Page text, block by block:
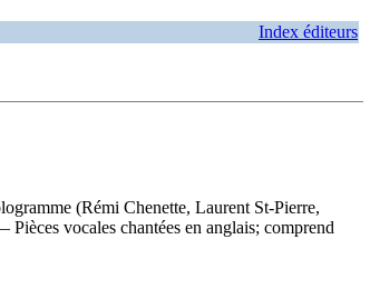
Index éditeurs
(Rémi Chenette, Laurent St-Pierre,
vocales chantées en anglais; comprend